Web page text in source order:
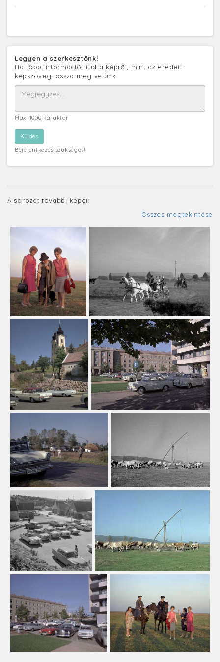
Legyen a szerkesztőnk!
Ha több információt tud a képről, mint az eredeti
képszöveg, ossza meg velünk!
Max. 1000 karakter
Bejelentkezés szükséges!
A sorozat további képei:
Összes megtekintése